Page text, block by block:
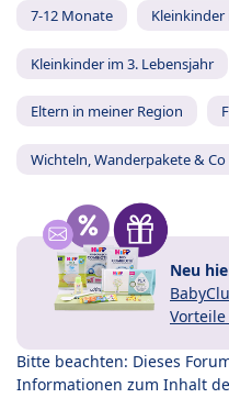
7-12 Monate Kleinkinder
Kleinkinder im 3. Lebensjahr
Eltern in meiner Region
Wichteln, Wanderpakete & Co
Neu
Vorteile
Bitte beachten: Dieses
Informationen zum Inhalt